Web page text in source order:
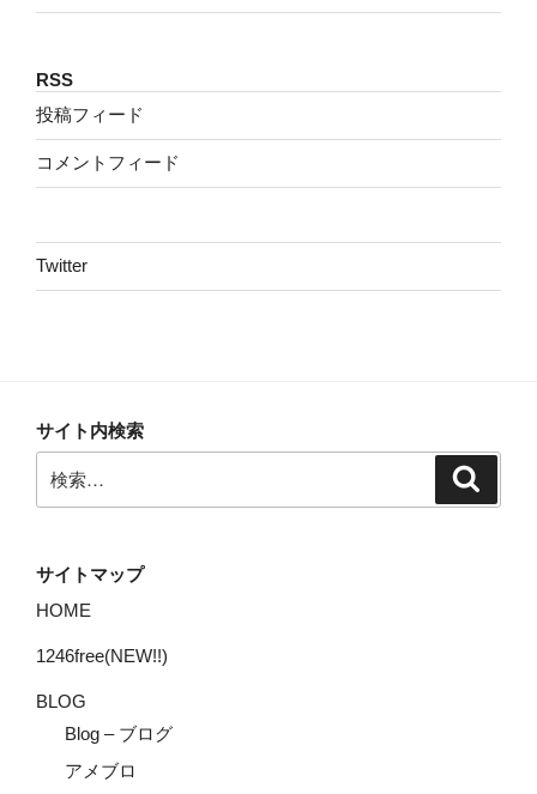
RSS
投稿フィード
コメントフィード
Twitter
サイト内検索
索:
サイトマップ
HOME
1246free(NEW!!)
BLOG
Blog – ブログ
アメブロ